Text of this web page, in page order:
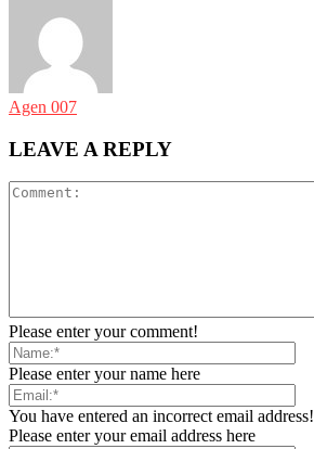
Agen 007
LEAVE A REPLY
Please enter your comment!
Please enter your name here
You have entered an incorrect email address!
Please enter your email address here